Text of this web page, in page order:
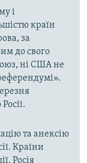
і
країн
за
до свого
ні США не
та анексію
Країни
Росія